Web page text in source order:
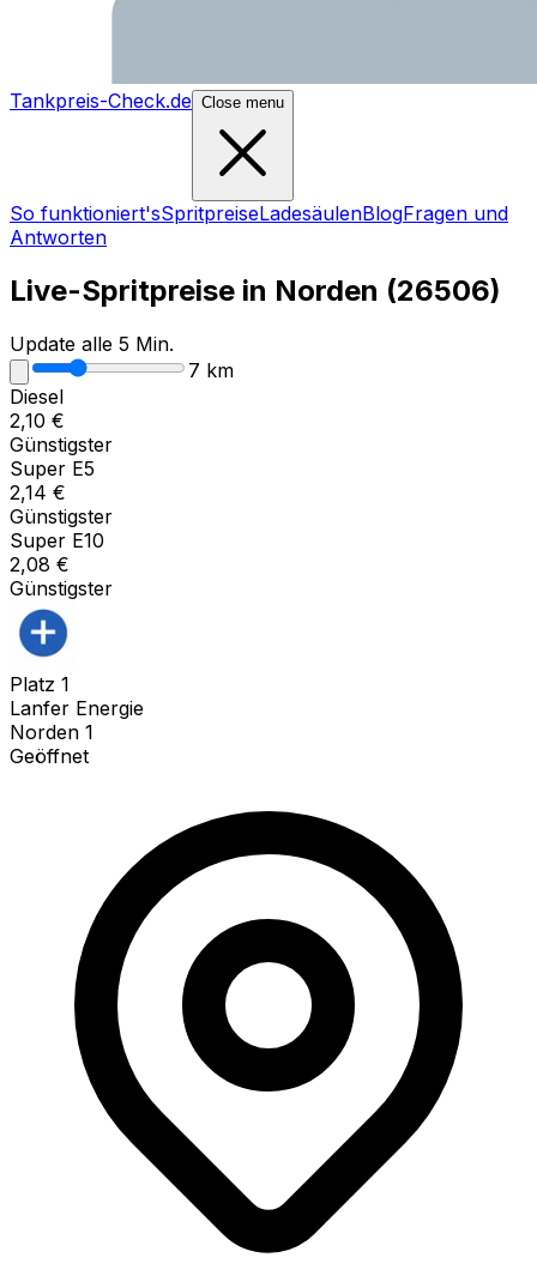
Tankpreis-Check.de Close menu
So funktioniert'sSpritpreiseLadesäulenBlogFragen und
Antworten
Live-Spritpreise in Norden (26506)
Update alle 5 Min.
7 km
Diesel
2,10 €
Günstigster
Super E5
2,14 €
Günstigster
Super E10
2,08 €
Günstigster
Platz 1
Lanfer Energie
Norden 1
Geöffnet